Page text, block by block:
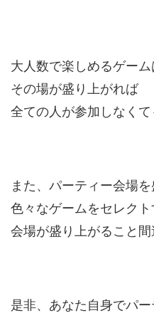
大人数で楽しめるゲーム
その場が盛り上がれば
全ての人が参加しなくて
また、パーティー会場を
色々なゲームをセレクト
会場が盛り上がること間
是非、あなた自身でパ